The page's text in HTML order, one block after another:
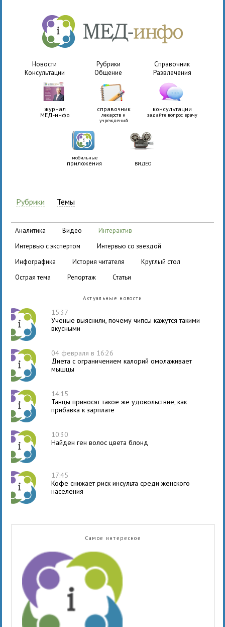
Новости Рубрики
Справочник
Консультации
Общение Развлечения
журнал
МЕД-инфо
справочник
лекарств и
учреждений
консультации
задайте вопрос врачу
мобильные
приложения ВИДЕО
Рубрики Темы
аналитика видео
интерактив
интервью с экспертом
интервью со звездой
инфографика
история читателя
круглый стол
острая тема
репортаж статьи
Актуальные новости
15:37
Ученые выяснили, почему чипсы кажутся такими
вкусными
04 февраля в 16:26
Диета с ограничением калорий омолаживает
мышцы
14:15
Танцы приносят такое же удовольствие, как
прибавка к зарплате
10:30
Найден ген волос цвета блонд
17:45
Кофе снижает риск инсульта среди женского
населения
Самое интересное